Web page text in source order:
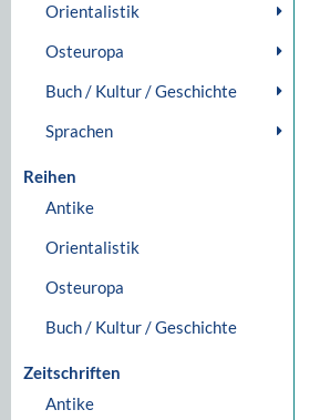
Orientalistik
Osteuropa
Buch / Kultur / Geschichte
Sprachen
Reihen
Antike
Orientalistik
Osteuropa
Buch / Kultur / Geschichte
Zeitschriften
Antike